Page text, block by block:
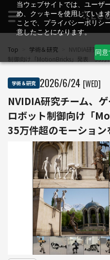
当ウェブサイトでは、ユーザ
め、クッキーを使用していま
ことで、プライバシーポリシ
意したことになります。
同意
Top 学術＆研究
NVIDIA研究チ
制御向け「MotionBricks」発表 35万
学術＆研究 2026/6/24 [WED]
NVIDIA研究チーム、
ロボット制御向け「
35万件超のモーショ